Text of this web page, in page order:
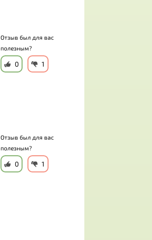
Отзыв был для вас
полезным?
0 1
Отзыв был для вас
полезным?
0 1